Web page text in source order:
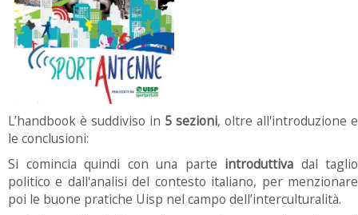
L’handbook è suddiviso in 5 sezioni, oltre all'introduzione e
le conclusioni:
Si comincia quindi con una parte introduttiva dal taglio
politico e dall'analisi del contesto italiano, per menzionare
poi le buone pratiche Uisp nel campo dell’interculturalità.